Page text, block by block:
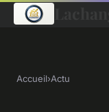
Accueil›Actu